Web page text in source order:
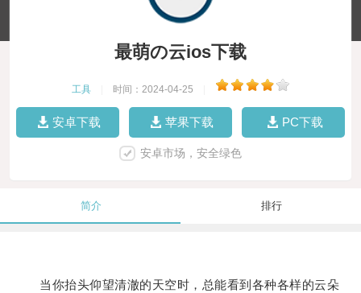
最萌の云ios下载
工具 时间：2024-04-25
安卓下载 苹果下载 PC下载
安卓市场，安全绿色
简介 排行
当你抬头仰望清澈的天空时，总能看到各种各样的云朵